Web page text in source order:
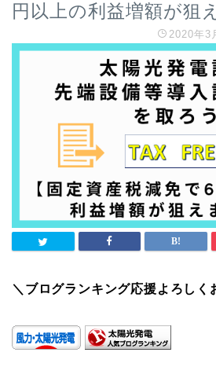
円以上の利益増額が狙
2020年3
＼ブログランキング応援よろしく